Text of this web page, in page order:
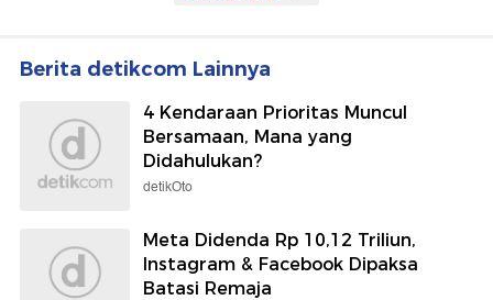
Berita detikcom Lainnya
4 Kendaraan Prioritas Muncul
Bersamaan, Mana yang
Didahulukan?
detikOto
Meta Didenda Rp 10,12 Triliun,
Instagram & Facebook Dipaksa
Batasi Remaja